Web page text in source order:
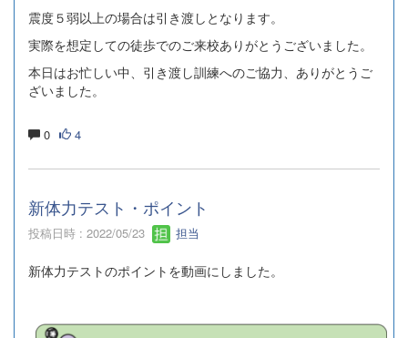
震度５弱以上の場合は引き渡しとなります。
実際を想定しての徒歩でのご来校ありがとうございました。
本日はお忙しい中、引き渡し訓練へのご協力、ありがとうご
ざいました。
0 4
新体力テスト・ポイント
投稿日時 : 2022/05/23 担当
新体力テストのポイントを動画にしました。